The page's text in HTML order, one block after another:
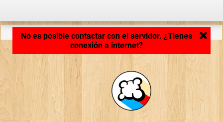
Cargando aplicación... ...